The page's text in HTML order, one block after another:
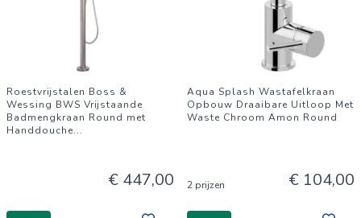
Roestvrijstalen Boss &
Wessing BWS Vrijstaande
Badmengkraan Round met
Handdouche...
€ 447,00
Aqua Splash Wastafelkraan
Opbouw Draaibare Uitloop Met
Waste Chroom Amon Round
2 prijzen € 104,00